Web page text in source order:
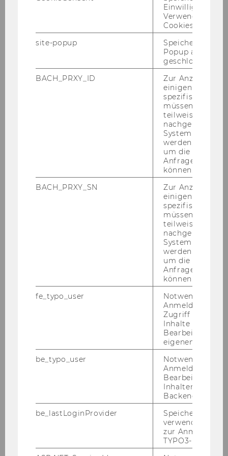
Ein neuer Forschungsmeilenstein für
DMBI: Cause-Related Marketing unter
den meistzitierten JMR-Artikeln (2022–
Die An­er­ken­nung für die Ar­beit von @Chris­ti­na
Schamp, Lei­te­rin des In­sti­tu­te for Di­gi­tal Mar­
ke­ting and Be­ha­vio­ral In­sights an der WU
Wien, wächst wei­ter. Ihre Stu­die The Ef­fec­ti­ve­
Christina Schamp in einem Interview mit
Journal of Marketing Research
Im ver­gan­ge­nen Sep­tem­ber er­reich­te Chris­ti­na
Schamp, Lei­te­rin des In­sti­tu­te for Di­gi­tal Mar­
ke­ting and Be­ha­vio­ral In­sights an der WU
Wien, einen wich­ti­gen Mei­len­stein. Ihre Ar­beit
The Ef­fec­ti­ve­n­ess of…
Einwilligung zur
Verwendung von
Cookies.
site-popup
Speichert ob ein
Popup
geschlossen
BACH_PRXY_ID
Zur Anzeige von
einigen WU-
spezifischen
müssen
teilweise von
nachgelagerten
System
werden.
um die Antwort
Anfrage
können.
BACH_PRXY_SN
Zur Anzeige von
einigen WU-
spezifischen
müssen
teilweise von
nachgelagerten
System
werden.
um die Antwort
Anfrage
können.
fe_typo_user
Notwendig für
Anmeldung und
Zugriff auf
Inhalte oder zur
Bearbeitung des
eigenen Profils.
be_typo_user
Notwendig für
Anmeldung und
Bearbeitung von
Inhalten im
Backend.
be_lastLoginProvider
Speichert die
verwendete
zur Anmeldung
TYPO3-Backend.